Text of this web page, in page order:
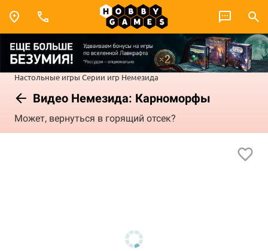
Настольные игры Серии игр Немезида
Видео Немезида: Карноморфы
Может, вернуться в горящий отсек?